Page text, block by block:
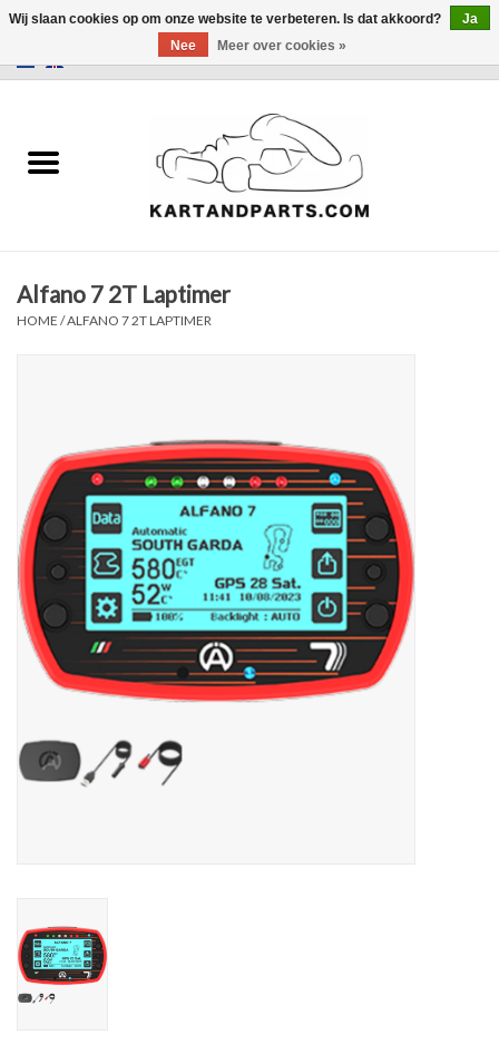
Sale
Kart Onderdelen
Kartbokjes en standaarden
Olie en smeermiddelen
Gereedschap
Motoren en onderdelen
Alfano 7 2T Laptimer
HOME /ALFANO 7 2T LAPTIMER
Wij slaan cookies op om onze website te verbeteren. Is dat akkoord?
Ja
Nee
Meer over cookies »